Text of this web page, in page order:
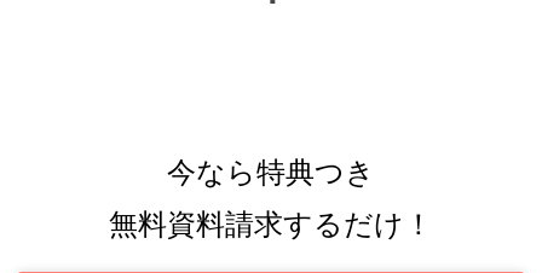
今なら特典つき
無料資料請求するだけ！